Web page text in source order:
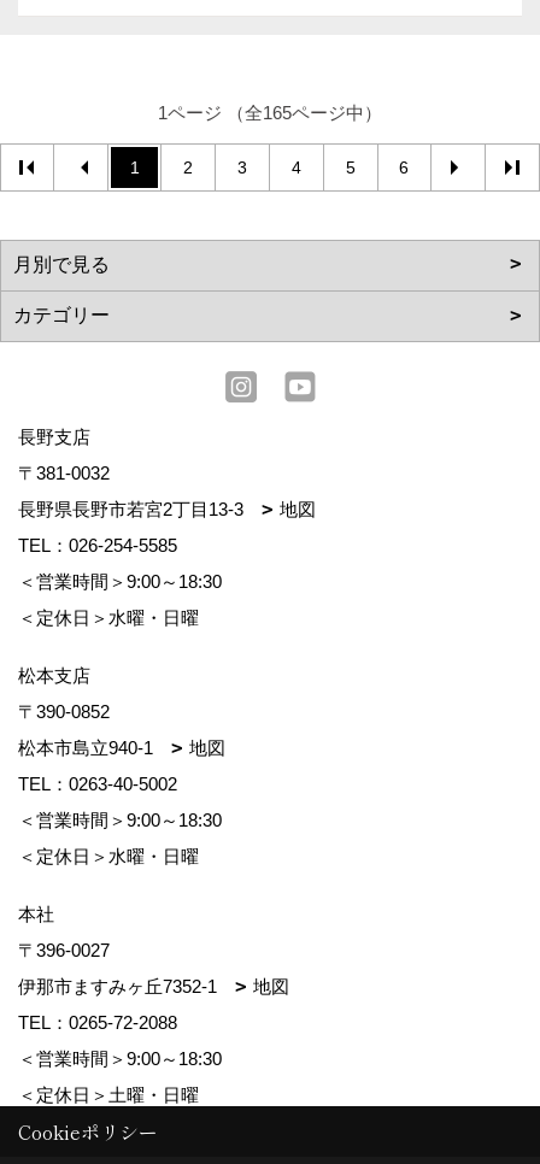
1ページ （全165ページ中）
1 2 3 4 5 6
長野支店
〒381-0032
長野県長野市若宮2丁目13-3
地図
TEL： 026-254-5585
＜営業時間＞9:00～18:30
＜定休日＞水曜・日曜
松本支店
〒390-0852
松本市島立940-1
地図
TEL： 0263-40-5002
＜営業時間＞9:00～18:30
＜定休日＞水曜・日曜
本社
〒396-0027
伊那市ますみヶ丘7352-1
地図
TEL： 0265-72-2088
＜営業時間＞9:00～18:30
＜定休日＞土曜・日曜
Cookieポリシー